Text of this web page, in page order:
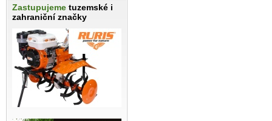
Zastupujeme tuzemské i
zahraniční značky